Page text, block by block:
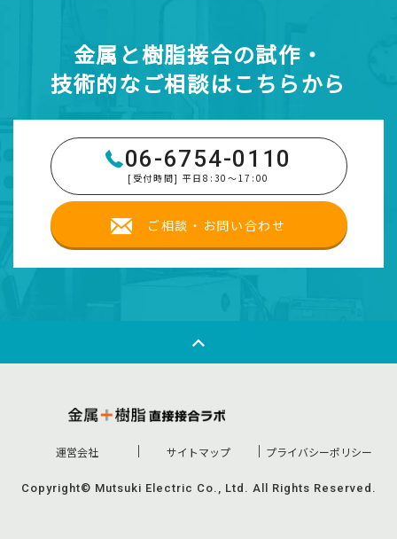
金属と樹脂接合の試作・
技術的なご相談はこちらから
06-6754-0110
[受付時間] 平日8:30～17:00
ご相談・お問い合わせ
運営会社 サイトマップ プライバシーポリシー
Copyright© Mutsuki Electric Co., Ltd. All Rights Reserved.